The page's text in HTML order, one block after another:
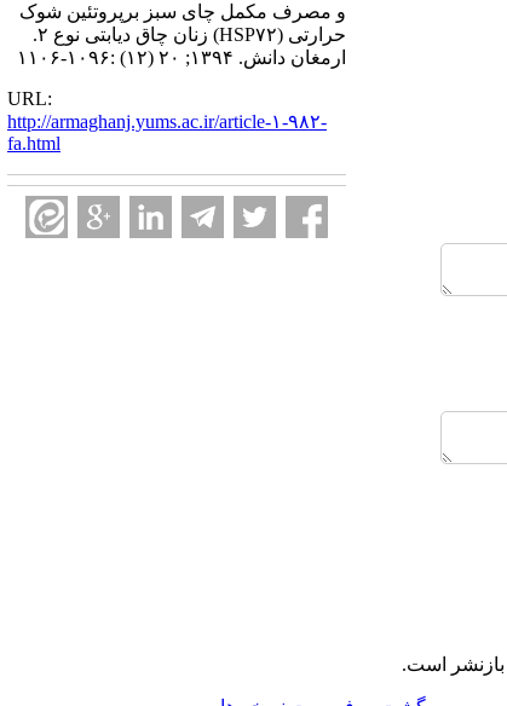
و مصرف مکمل چای سبز برپروتئین شوک
حرارتی (HSP۷۲) زنان چاق دیابتی نوع ۲.
ارمغان دانش. ۱۳۹۴; ۲۰ (۱۲) :۱۰۹۶-۱۱۰۶
URL:
http://armaghanj.yums.ac.ir/article-۱-۹۸۲-
fa.html
بازنشر است.